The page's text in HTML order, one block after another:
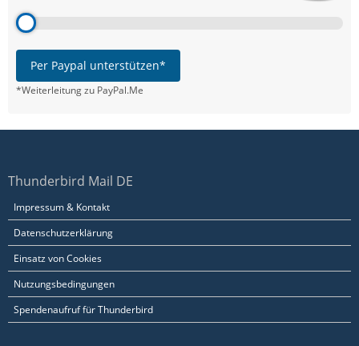
Per Paypal unterstützen*
*Weiterleitung zu PayPal.Me
Thunderbird Mail DE
Impressum & Kontakt
Datenschutzerklärung
Einsatz von Cookies
Nutzungsbedingungen
Spendenaufruf für Thunderbird